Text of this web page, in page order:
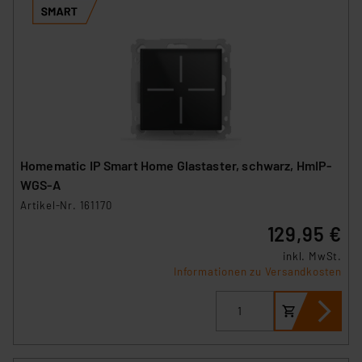
Homematic IP Smart Home Glastaster, schwarz, HmIP-
WGS-A
Artikel-Nr. 161170
129,95 €
inkl. MwSt.
Informationen zu Versandkosten